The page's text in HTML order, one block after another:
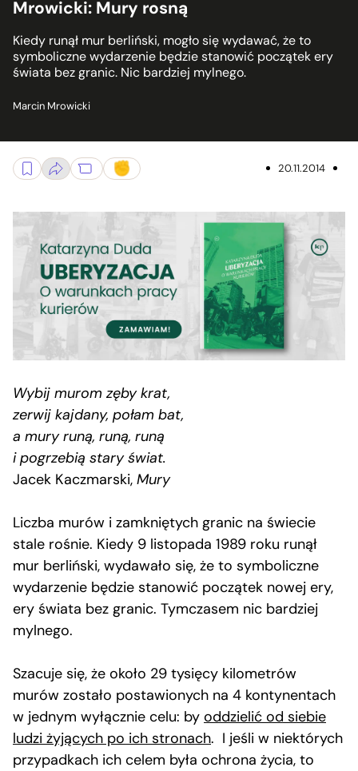
Mrowicki: Mury rosną
Kiedy runął mur berliński, mogło się wydawać, że to
symboliczne wydarzenie będzie stanowić początek ery
świata bez granic. Nic bardziej mylnego.
Marcin Mrowicki
20.11.2014
Wybij murom zęby krat,
zerwij kajdany, połam bat,
a mury runą, runą, runą
i pogrzebią stary świat.
Jacek Kaczmarski, Mury
Liczba murów i zamkniętych granic na świecie
stale rośnie. Kiedy 9 listopada 1989 roku runął
mur berliński, wydawało się, że to symboliczne
wydarzenie będzie stanowić początek nowej ery,
ery świata bez granic. Tymczasem nic bardziej
mylnego.
Szacuje się, że około 29 tysięcy kilometrów
murów zostało postawionych na 4 kontynentach
w jednym wyłącznie celu: by oddzielić od siebie
ludzi żyjących po ich stronach. I jeśli w niektórych
przypadkach ich celem była ochrona życia, to